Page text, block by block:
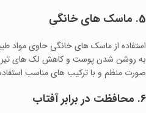
5. ماسک‌ های خانگی
استفاده از ماسک‌ های خانگی حاوی مواد
به روشن شدن پوست و کاهش لک‌ های
صورت منظم و با ترکیب‌ های مناسب
6. محافظت در برابر آفتاب